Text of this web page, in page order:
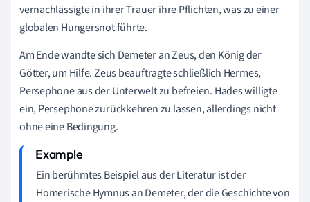
vernachlässigte in ihrer Trauer ihre Pflichten, was zu einer
globalen Hungersnot führte.
Am Ende wandte sich Demeter an Zeus, den König der
Götter, um Hilfe. Zeus beauftragte schließlich Hermes,
Persephone aus der Unterwelt zu befreien. Hades willigte
ein, Persephone zurückkehren zu lassen, allerdings nicht
ohne eine Bedingung.
Ein berühmtes Beispiel aus der Literatur ist der
Homerische Hymnus an Demeter, der die Geschichte von